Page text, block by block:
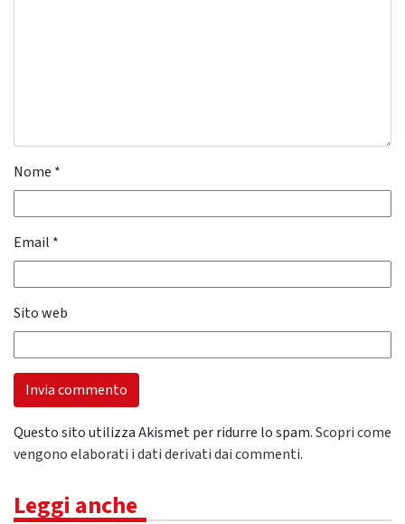
Nome *
Email *
Sito web
Questo sito utilizza Akismet per ridurre lo spam.Scopri come
vengono elaborati i dati derivati dai commenti.
Leggi anche